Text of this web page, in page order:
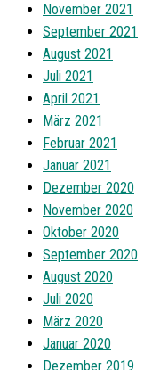
November 2021
September 2021
August 2021
Juli 2021
April 2021
März 2021
Februar 2021
Januar 2021
Dezember 2020
November 2020
Oktober 2020
September 2020
August 2020
Juli 2020
März 2020
Januar 2020
Dezember 2019